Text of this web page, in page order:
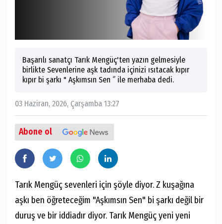
Başarılı sanatçı Tarık Mengüç'ten yazın gelmesiyle
birlikte Sevenlerine aşk tadında içinizi ısıtacak kıpır
kıpır bi şarkı " Aşkımsın Sen ‘’ ile merhaba dedi.
03 Haziran, 2026, Çarşamba 13:27
Abone ol
Tarık Mengüç sevenleri için şöyle diyor. Z kuşağına
aşkı ben öğreteceğim "Aşkımsın Sen" bi şarkı değil bir
duruş ve bir iddiadır diyor. Tarık Mengüç yeni yeni